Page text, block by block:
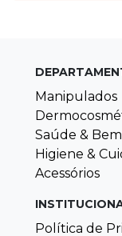
Manipulados
Saúde &
Higiene &
Acessórios
Política de